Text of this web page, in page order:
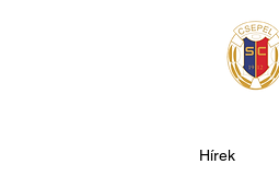
Hírek